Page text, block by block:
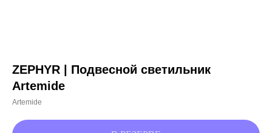
ZEPHYR | Подвесной светильник
Artemide
Artemide